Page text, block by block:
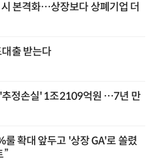
본격화…상장보다 상폐기업 더
출 받는다
추정손실' 1조2109억원 …7년 만
확대 앞두고 '상장 GA'로 쏠렸
”